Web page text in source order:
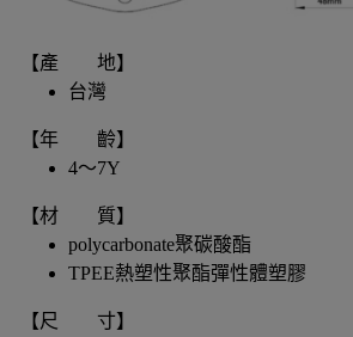
【產 地】
台灣
【年 齡】
4～7Y
【材 質】
polycarbonate聚碳酸酯
TPEE熱塑性聚酯彈性體塑膠
【尺 寸】